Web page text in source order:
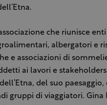
che riunisce
albergatori e
e associazioni di
ai lavori e
del suo
gruppi di viaggiatori. Gina